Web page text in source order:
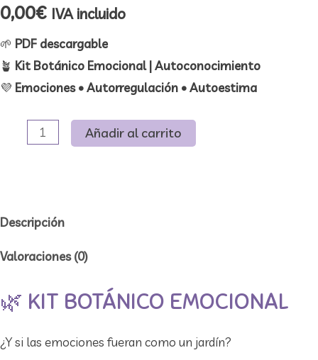
0,00€ IVA incluido
🌱 PDF descargable
🪴 Kit Botánico Emocional | Autoconocimiento
💜 Emociones • Autorregulación • Autoestima
Material
cantidad
Añadir al carrito
Descripción
Valoraciones (0)
🌿 KIT BOTÁNICO EMOCIONAL
¿Y si las emociones fueran como un jardín?